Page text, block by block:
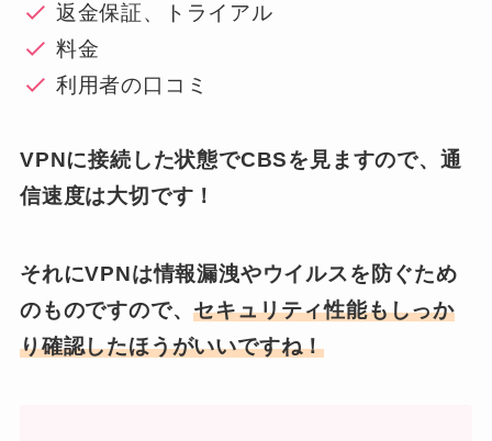
返金保証、トライアル
料金
利用者の口コミ
VPNに接続した状態でCBSを見ますので、通
信速度は大切です！
それにVPNは情報漏洩やウイルスを防ぐため
のものですので、セキュリティ性能もしっか
り確認したほうがいいですね！